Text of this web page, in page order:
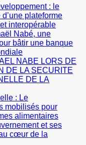
: le
plateforme
interopérable
Nabé, une
bâtir une banque
NABE LORS DE
DE LA SECURITE
DE LA
: Le
mobilisés pour
alimentaires
et ses
cœur de la